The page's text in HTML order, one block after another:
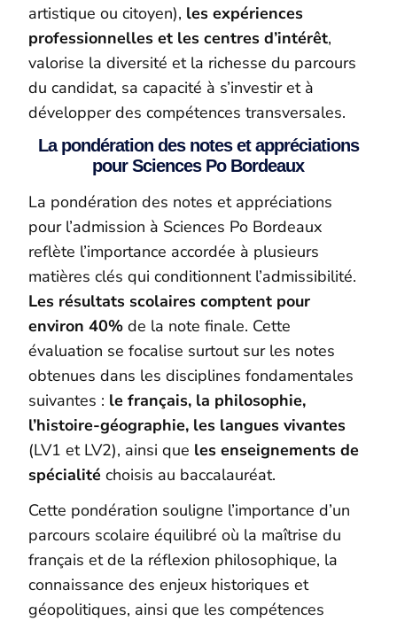
artistique ou citoyen), les expériences
professionnelles et les centres d’intérêt,
valorise la diversité et la richesse du parcours
du candidat, sa capacité à s’investir et à
développer des compétences transversales.
La pondération des notes et appréciations
pour Sciences Po Bordeaux
La pondération des notes et appréciations
pour l’admission à Sciences Po Bordeaux
reflète l’importance accordée à plusieurs
matières clés qui conditionnent l’admissibilité.
Les résultats scolaires comptent pour
environ 40% de la note finale. Cette
évaluation se focalise surtout sur les notes
obtenues dans les disciplines fondamentales
suivantes : le français, la philosophie,
l’histoire-géographie, les langues vivantes
(LV1 et LV2), ainsi que les enseignements de
spécialité choisis au baccalauréat.
Cette pondération souligne l’importance d’un
parcours scolaire équilibré où la maîtrise du
français et de la réflexion philosophique, la
connaissance des enjeux historiques et
géopolitiques, ainsi que les compétences